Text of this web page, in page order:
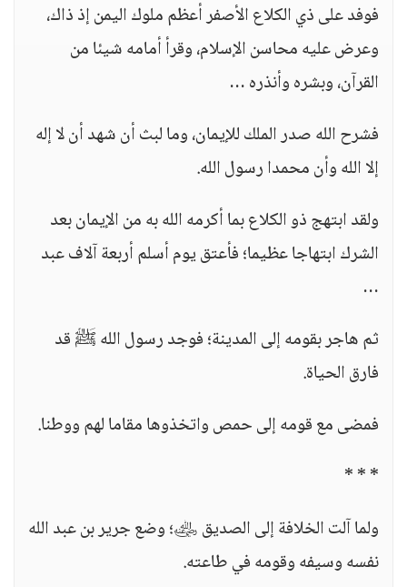
فوفد على ذي الكلاع الأصفر أعظم ملوك اليمن إذ ذاك،
وعرض عليه محاسن الإسلام، وقرأ أمامه شيئا من
القرآن، وبشره وأنذره …
فشرح الله صدر الملك للإيمان، وما لبث أن شهد أن لا إله
إلا الله وأن محمدا رسول الله.
ولقد ابتهج ذو الكلاع بما أكرمه الله به من الإيمان بعد
الشرك ابتهاجا عظيما؛ فأعتق يوم أسلم أربعة آلاف عبد
…
ثم هاجر بقومه إلى المدينة؛ فوجد رسول الله ﷺ قد
فارق الحياة.
فمضى مع قومه إلى حمص واتخذوها مقاما لهم ووطنا.
* * *
ولما آلت الخلافة إلى الصديق ﵁؛ وضع جرير بن عبد الله
نفسه وسيفه وقومه في طاعته.